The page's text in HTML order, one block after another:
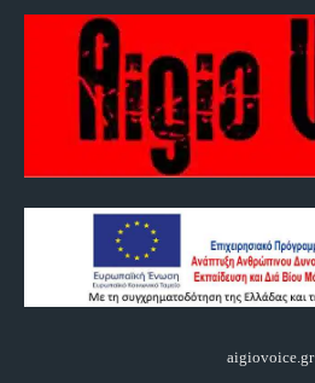
aigiovoice.gr